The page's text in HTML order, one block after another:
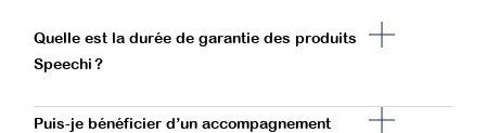
Quelle est la durée de garantie des produits
Speechi ?
Puis-je bénéficier d’un accompagnement